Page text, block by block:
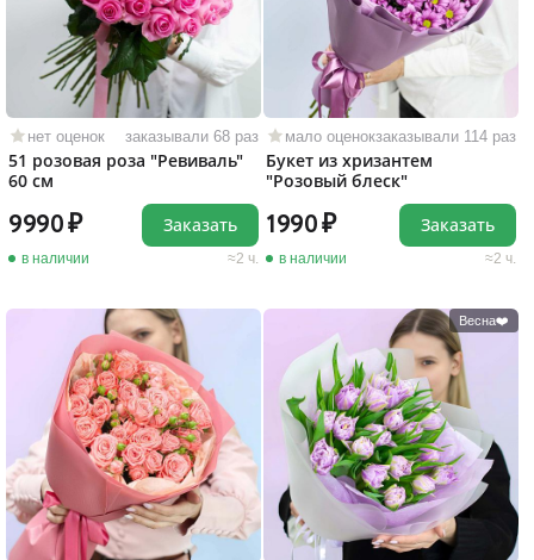
нет оценок заказывали 68 раз
51 розовая роза "Ревиваль"
60 см
9990
в наличии 2 ч.
Заказать
мало оценокзаказывали 114 раз
Букет из хризантем
"Розовый блеск"
1990
в наличии 2 ч.
Заказать
Весна❤️